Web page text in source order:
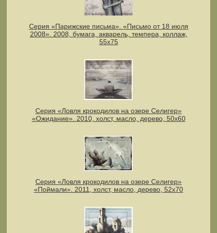
Серия «Парижские письма». «Письмо от 18 июля
2008». 2008, бумага, акварель, темпера, коллаж,
55х75
Серия «Ловля крокодилов на озере Селигер»
«Ожидание». 2010, холст, масло, дерево, 50х60
Серия «Ловля крокодилов на озере Селигер»
«Поймали». 2011, холст, масло, дерево, 52х70